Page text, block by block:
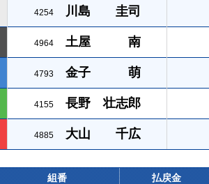
4254 川島 圭司
4964 土屋 南
4793 金子 萌
4155 長野 壮志郎
4885 大山 千広
組番 払戻金